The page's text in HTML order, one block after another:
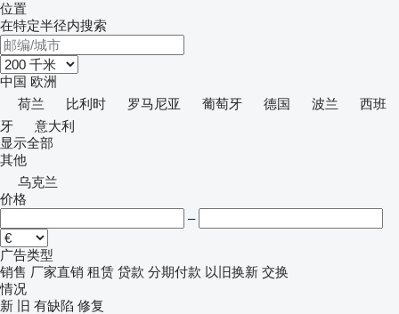
位置
在特定半径内搜索
中国 欧洲
荷兰
比利时 罗马尼亚 葡萄牙 德国 波兰
西班
牙
意大利
显示全部
其他
乌克兰
价格
–
广告类型
销售 厂家直销 租赁 贷款 分期付款 以旧换新 交换
情况
新 旧 有缺陷 修复